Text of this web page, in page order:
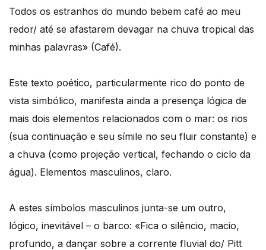
Todos os estranhos do mundo bebem café ao meu
redor/ até se afastarem devagar na chuva tropical das
minhas palavras» (Café).
Este texto poético, particularmente rico do ponto de
vista simbólico, manifesta ainda a presença lógica de
mais dois elementos relacionados com o mar: os rios
(sua continuação e seu símile no seu fluir constante) e
a chuva (como projeção vertical, fechando o ciclo da
água). Elementos masculinos, claro.
A estes símbolos masculinos junta-se um outro,
lógico, inevitável – o barco: «Fica o silêncio, macio,
profundo, a dançar sobre a corrente fluvial do/ Pitt